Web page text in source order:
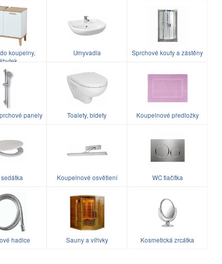
koupelny,
Umyvadla Sprchové kouty a zástěny
panely Toalety, bidety Koupelnové předložky
sedátka Koupelnové osvětlení WC tlačítka
hadice Sauny a vířivky Kosmetická zrcátka